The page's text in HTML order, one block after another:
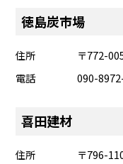
徳島炭市場
住所
〒772-
電話
090-
喜田建材
住所
〒796-